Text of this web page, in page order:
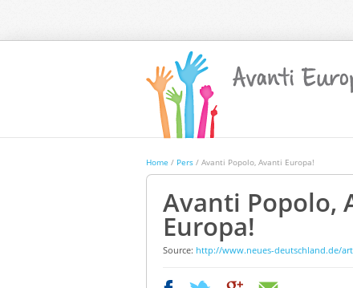
Home / Pers / Avanti Popolo, Avanti Europa!
Avanti Popolo,
Europa!
Source: http://www.neues-deutschland.de/